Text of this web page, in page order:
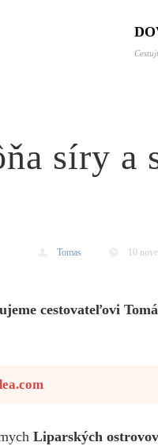
síry a
Tomas 10
cestovateľovi
Liparských ostrovov